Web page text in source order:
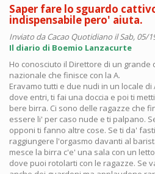
Saper fare lo sguardo
indispensabile pero' aiuta.
Inviato daCacao Quotidiano il Sab, 05/
Il diario di Boemio Lanzacurte
Ho conosciuto il Direttore di un grande
nazionale che finisce con la A.
Eravamo tutti e due nudi in un locale di
dove entri, ti fai una doccia e poi ti
bere birra. Ci sono delle ragazze che
essere li' per caso nude e ti palpano.
opponi ti fanno altre cose. Se ti da'
raggiungere l'orgasmo davanti al
mesce la birra c'e' una sala con un
dove puoi rotolarti con le ragazze. Se